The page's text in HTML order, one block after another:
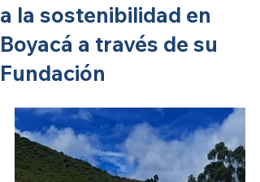
a la sostenibilidad en
Boyacá a través de su
Fundación